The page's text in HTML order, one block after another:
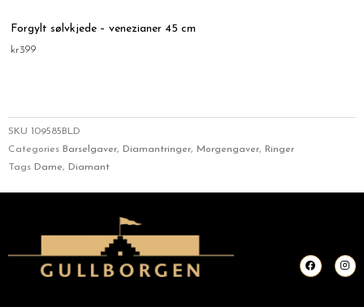
Forgylt sølvkjede – venezianer 45 cm
kr399
SKU 109585BLD
Categories Barselgaver, Diamantringer, Morgengaver, Ringer
Tags Dame, Diamant
F
a
c
I
n
s